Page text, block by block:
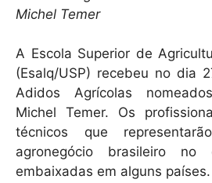
A
p
p
o
o
k
Michel Temer
A Escola Superior de
(Esalq/USP) recebeu no dia
Adidos Agrícolas
Michel Temer. Os
técnicos que
agronegócio brasileiro
embaixadas em alguns países.